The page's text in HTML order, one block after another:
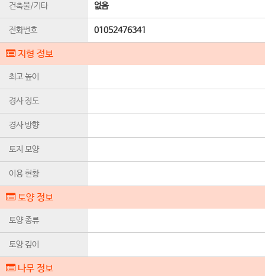
건축물/기타 없음
전화번호 01052476341
지형 정보
최고 높이
경사 정도
경사 방향
토지 모양
이용 현황
토양 정보
토양 종류
토양 깊이
나무 정보